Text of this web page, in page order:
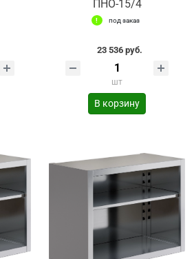
ПНО-15/4
под заказ
23 536 руб.
шт
В корзину